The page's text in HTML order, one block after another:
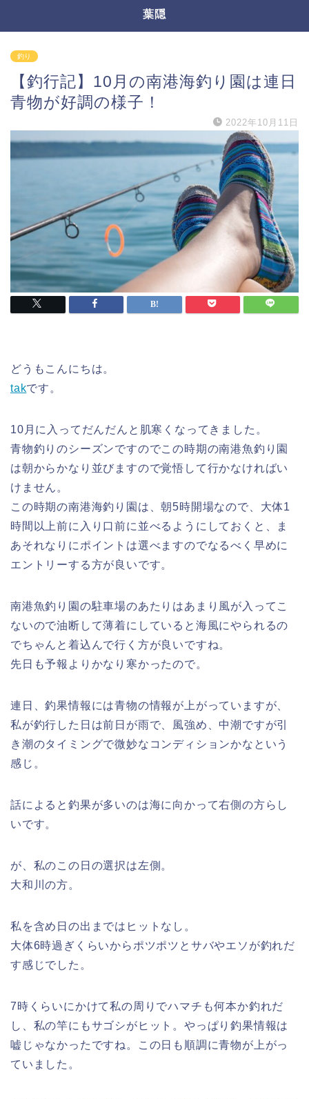
葉隠
釣り
【釣行記】10月の南港海釣り園は連日
青物が好調の様子！
2022年10月11日
どうもこんにちは。
takです。
10月に入ってだんだんと肌寒くなってきました。
青物釣りのシーズンですのでこの時期の南港魚釣り園
は朝からかなり並びますので覚悟して行かなければい
けません。
この時期の南港海釣り園は、朝5時開場なので、大体1
時間以上前に入り口前に並べるようにしておくと、ま
あそれなりにポイントは選べますのでなるべく早めに
エントリーする方が良いです。
南港魚釣り園の駐車場のあたりはあまり風が入ってこ
ないので油断して薄着にしていると海風にやられるの
でちゃんと着込んで行く方が良いですね。
先日も予報よりかなり寒かったので。
連日、釣果情報には青物の情報が上がっていますが、
私が釣行した日は前日が雨で、風強め、中潮ですが引
き潮のタイミングで微妙なコンディションかなという
感じ。
話によると釣果が多いのは海に向かって右側の方らし
いです。
が、私のこの日の選択は左側。
大和川の方。
私を含め日の出まではヒットなし。
大体6時過ぎくらいからポツポツとサバやエソが釣れだ
す感じでした。
7時くらいにかけて私の周りでハマチも何本か釣れだ
し、私の竿にもサゴシがヒット。やっぱり釣果情報は
嘘じゃなかったですね。この日も順調に青物が上がっ
ていました。